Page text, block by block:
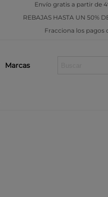
Envío gratis a partir de
REBAJAS HASTA UN 50%
Fracciona los pagos
Marcas